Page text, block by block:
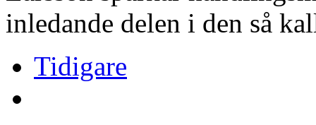
inledande delen i den så
Tidigare